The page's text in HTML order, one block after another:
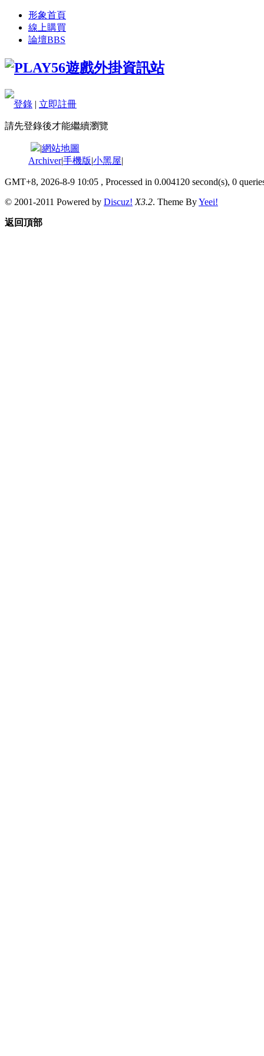
形象首頁
線上購買
論壇BBS
登錄 | 立即註冊
請先登錄後才能繼續瀏覽
|網站地圖
Archiver|手機版|小黑屋|
GMT+8, 2026-8-9 10:05 , Processed in 0.004120 second(s), 0
© 2001-2011 Powered by Discuz! X3.2. Theme ByYeei!
返回頂部